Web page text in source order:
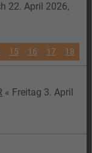
22. April 2026,
15 16 17 18
« Freitag 3. April